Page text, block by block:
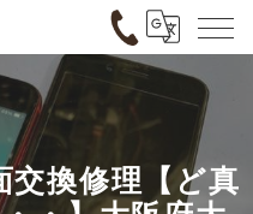
交換修理【ど真